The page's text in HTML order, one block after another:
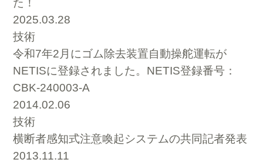
た！
2025.03.28
技術
令和7年2月にゴム除去装置自動操舵運転が
NETISに登録されました。NETIS登録番号：
CBK-240003-A
2014.02.06
技術
横断者感知式注意喚起システムの共同記者発表
2013.11.11